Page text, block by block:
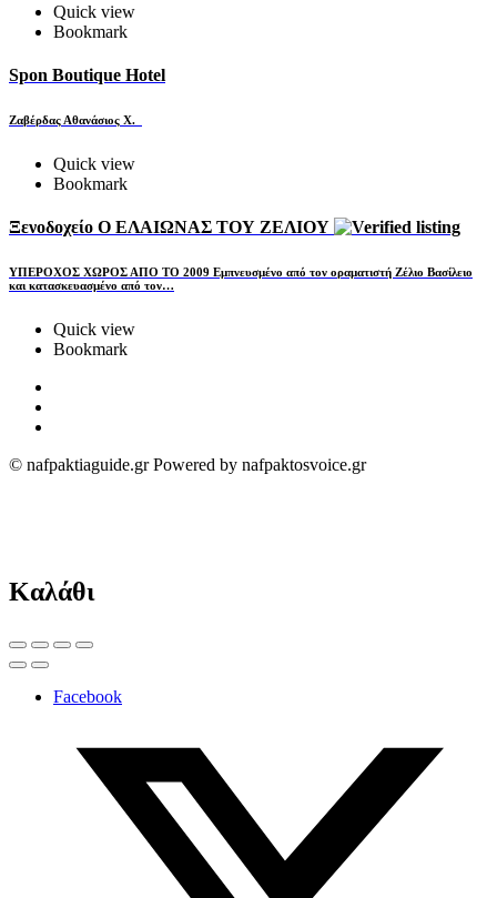
Quick view
Bookmark
Spon Boutique Hotel
Ζαβέρδας Αθανάσιος Χ.
Quick view
Bookmark
Ξενοδοχείο Ο ΕΛΑΙΩΝΑΣ ΤΟΥ ΖΕΛΙΟΥ
ΥΠΕΡΟΧΟΣ ΧΩΡΟΣ ΑΠΟ ΤΟ 2009 Εμπνευσμένο από τον οραματιστή Ζέλιο Βασίλειο
και κατασκευασμένο από τον…
Quick view
Bookmark
© nafpaktiaguide.gr Powered by nafpaktosvoice.gr
Καλάθι
Facebook